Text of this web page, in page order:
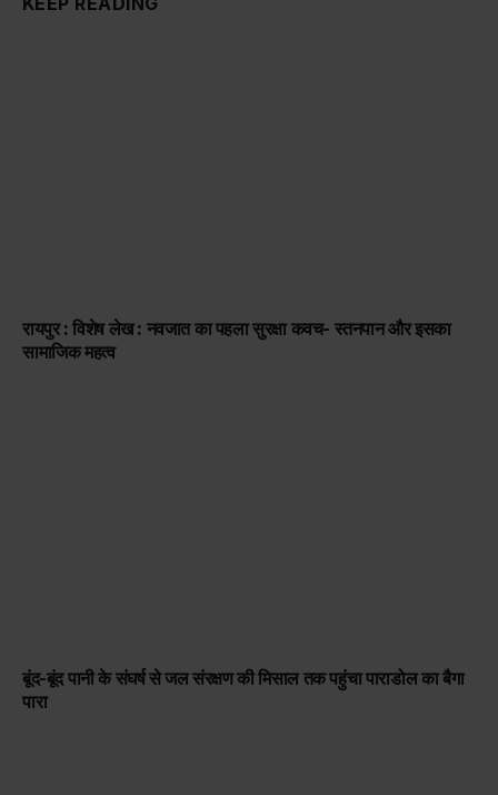
रायपुर : विशेष लेख : नवजात का पहला सुरक्षा कवच- स्तनपान और इसका
सामाजिक महत्व
बूंद-बूंद पानी के संघर्ष से जल संरक्षण की मिसाल तक पहुंचा पाराडोल का बैगा
पारा